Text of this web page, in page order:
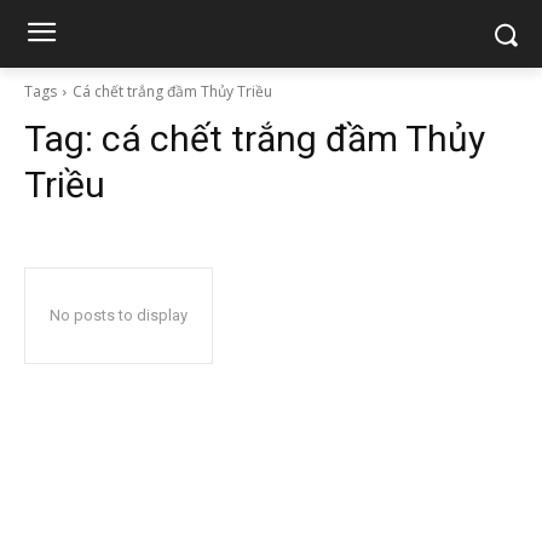
Tags Cá chết trắng đầm Thủy Triều
Tag: cá chết trắng đầm Thủy
Triều
No posts to display